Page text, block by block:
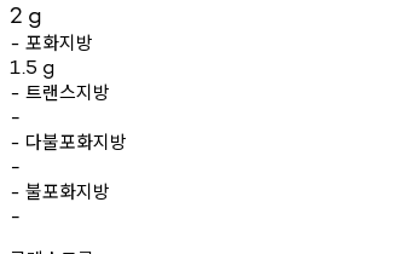
2 g
- 포화지방
1.5 g
- 트랜스지방
-
- 다불포화지방
-
- 불포화지방
-